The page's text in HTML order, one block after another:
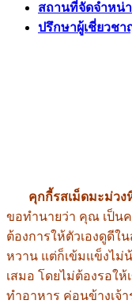
สถานที่จัดจำหน่
ปรึกษาผู้เชี่ยวชา
คุกกี้รสเม็ดมะม่ว
ขอทำนายว่า คุณ เป็น
ต้องการให้ตัวเองดูดีใ
หวาน แต่ก็เข้มแข็งไม่
เสมอ โดยไม่ต้องรอใ
ทำอาหาร ค่อนข้างเจ้า